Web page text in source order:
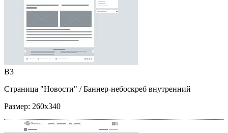
B3
Страница "Новости" / Баннер-небоскреб внутренний
Размер: 260x340